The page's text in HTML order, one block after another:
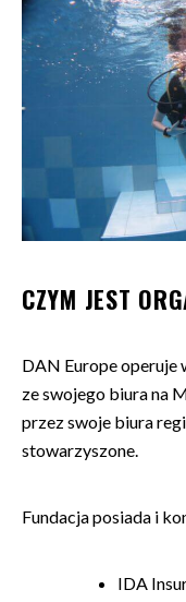
CZYM JEST
DAN Europe operuje
ze swojego biura na
przez swoje biura
stowarzyszone.
Fundacja posiada i
IDA